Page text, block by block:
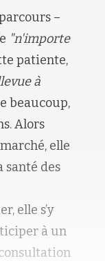
–
"n'importe
patiente,
à
beaucoup,
Alors
elle
santé des
elle s’y
à un